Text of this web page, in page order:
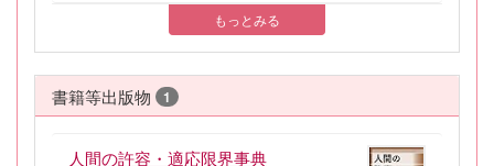
もっとみる
書籍等出版物 1
人間の許容・適応限界事典